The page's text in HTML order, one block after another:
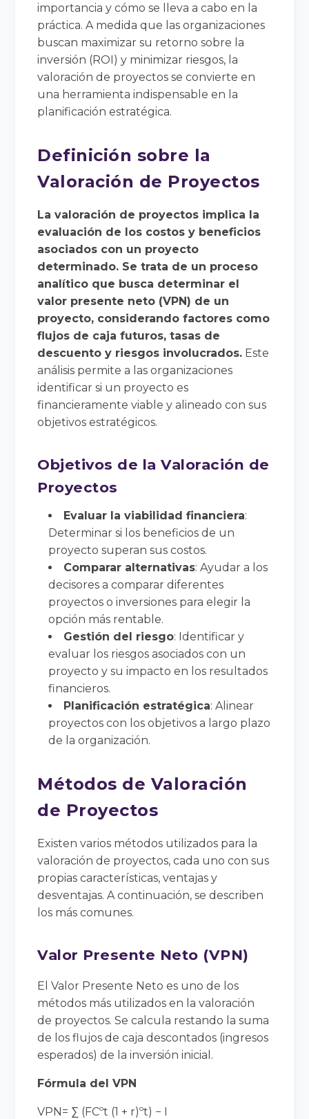
importancia y cómo se lleva a cabo en la
práctica. A medida que las organizaciones
buscan maximizar su retorno sobre la
inversión (ROI) y minimizar riesgos, la
valoración de proyectos se convierte en
una herramienta indispensable en la
planificación estratégica.
Definición sobre la
Valoración de Proyectos
La valoración de proyectos implica la
evaluación de los costos y beneficios
asociados con un proyecto
determinado. Se trata de un proceso
analítico que busca determinar el
valor presente neto (VPN) de un
proyecto, considerando factores como
flujos de caja futuros, tasas de
descuento y riesgos involucrados. Este
análisis permite a las organizaciones
identificar si un proyecto es
financieramente viable y alineado con sus
objetivos estratégicos.
Objetivos de la Valoración de
Proyectos
Evaluar la viabilidad financiera:
Determinar si los beneficios de un
proyecto superan sus costos.
Comparar alternativas: Ayudar a los
decisores a comparar diferentes
proyectos o inversiones para elegir la
opción más rentable.
Gestión del riesgo: Identificar y
evaluar los riesgos asociados con un
proyecto y su impacto en los resultados
financieros.
Planificación estratégica: Alinear
proyectos con los objetivos a largo plazo
de la organización.
Métodos de Valoración
de Proyectos
Existen varios métodos utilizados para la
valoración de proyectos, cada uno con sus
propias características, ventajas y
desventajas. A continuación, se describen
los más comunes.
Valor Presente Neto (VPN)
El Valor Presente Neto es uno de los
métodos más utilizados en la valoración
de proyectos. Se calcula restando la suma
de los flujos de caja descontados (ingresos
esperados) de la inversión inicial.
Fórmula del VPN
VPN= ∑ (FCºt (1 + r)ºt) − I